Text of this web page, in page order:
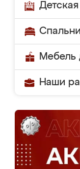
Спальни
Мебель
Наши